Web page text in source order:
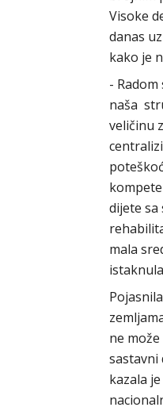
Visoke
danas
kako je
-
naša
veličinu
dijete sa
mala
ne
sastavni
kazala